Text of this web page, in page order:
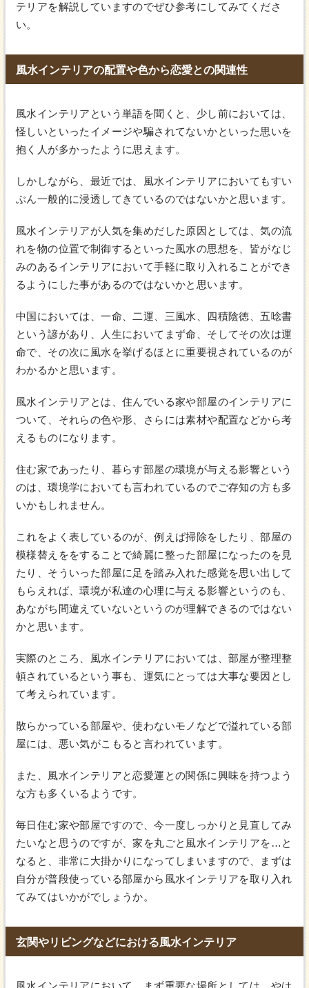
テリアを解説していますのでぜひ参考にしてみてくださ
い。
風水インテリアの配置や色から恋愛との関連性
風水インテリアという単語を聞くと、少し前においては、
怪しいといったイメージや騙されてないかといった思いを
抱く人が多かったように思えます。
しかしながら、最近では、風水インテリアにおいてもすい
ぶん一般的に浸透してきているのではないかと思います。
風水インテリアが人気を集めだした原因としては、気の流
れを物の位置で制御するといった風水の思想を、皆がなじ
みのあるインテリアにおいて手軽に取り入れることができ
るようにした事があるのではないかと思います。
中国においては、一命、二運、三風水、四積陰徳、五唸書
という諺があり、人生においてまず命、そしてその次は運
命で、その次に風水を挙げるほとに重要視されているのが
わかるかと思います。
風水インテリアとは、住んでいる家や部屋のインテリアに
ついて、それらの色や形、さらには素材や配置などから考
えるものになります。
住む家であったり、暮らす部屋の環境が与える影響という
のは、環境学においても言われているのでご存知の方も多
いかもしれません。
これをよく表しているのが、例えば掃除をしたり、部屋の
模様替えををすることで綺麗に整った部屋になったのを見
たり、そういった部屋に足を踏み入れた感覚を思い出して
もらえれば、環境が私達の心理に与える影響というのも、
あながち間違えていないというのが理解できるのではない
かと思います。
実際のところ、風水インテリアにおいては、部屋が整理整
頓されているという事も、運気にとっては大事な要因とし
て考えられています。
散らかっている部屋や、使わないモノなどで溢れている部
屋には、悪い気がこもると言われています。
また、風水インテリアと恋愛運との関係に興味を持つよう
な方も多くいるようです。
毎日住む家や部屋ですので、今一度しっかりと見直してみ
たいなと思うのですが、家を丸ごと風水インテリアを…と
なると、非常に大掛かりになってしまいますので、まずは
自分が普段使っている部屋から風水インテリアを取り入れ
てみてはいかがでしょうか。
玄関やリビングなどにおける風水インテリア
風水インテリアにおいて、まず重要な場所としては、やは